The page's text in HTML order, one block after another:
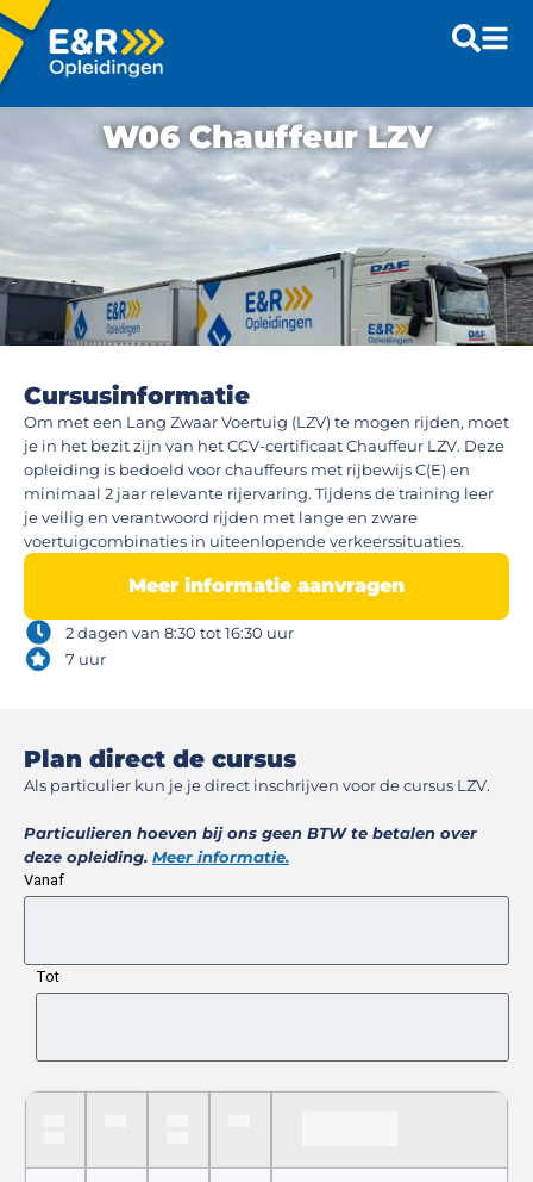
W06 Chauffeur LZV
Cursusinformatie
Om met een Lang Zwaar Voertuig (LZV) te mogen rijden, moet
je in het bezit zijn van het CCV-certificaat Chauffeur LZV. Deze
opleiding is bedoeld voor chauffeurs met rijbewijs C(E) en
minimaal 2 jaar relevante rijervaring. Tijdens de training leer
je veilig en verantwoord rijden met lange en zware
voertuigcombinaties in uiteenlopende verkeerssituaties.
Meer informatie aanvragen
2 dagen van 8:30 tot 16:30 uur
7 uur
Plan direct de cursus​
Als particulier kun je je direct inschrijven voor de cursus LZV.
Particulieren hoeven bij ons geen BTW te betalen over
deze opleiding. Meer informatie.
Vanaf
Tot